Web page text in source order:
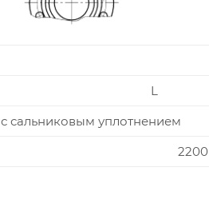
L
с сальниковым уплотнением
2200